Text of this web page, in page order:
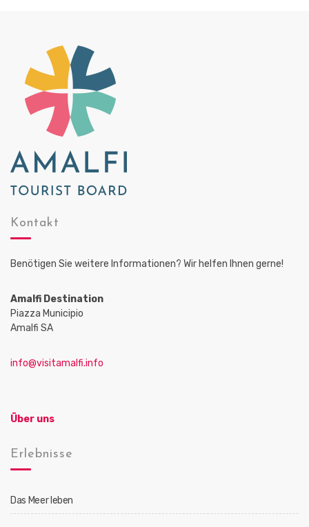
Kontakt
Benötigen Sie weitere Informationen? Wir helfen Ihnen gerne!
Amalfi Destination
Piazza Municipio
Amalfi SA
info@visitamalfi.info
Über uns
Erlebnisse
Das Meer leben